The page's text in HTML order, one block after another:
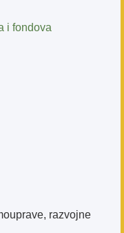
i fondova
razvojne